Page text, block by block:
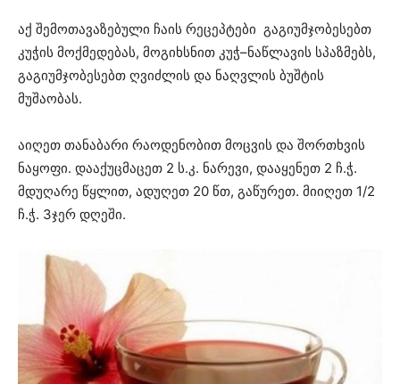
აქ შემოთავაზებული ჩაის რეცეპტები გაგიუმჯობესებთ
კუჭის მოქმედებას, მოგიხსნით კუჭ–ნაწლავის სპაზმებს,
გაგიუმჯობესებთ ღვიძლის და ნაღვლის ბუშტის
მუშაობას.
აიღეთ თანაბარი რაოდენობით მოცვის და შორთხვის
ნაყოფი. დააქუცმაცეთ 2 ს.კ. ნარევი, დააყენეთ 2 ჩ.ჭ.
მდუღარე წყლით, ადუღეთ 20 წთ, გაწურეთ. მიიღეთ 1/2
ჩ.ჭ. 3ჯერ დღეში.